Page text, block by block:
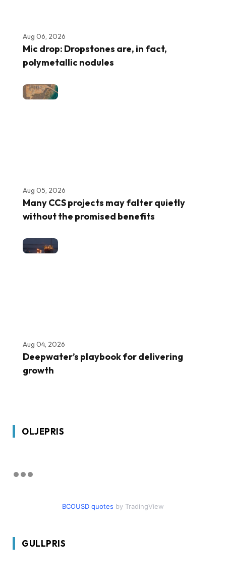
Aug 06, 2026
Mic drop: Dropstones are, in fact,
polymetallic nodules
Aug 05, 2026
Many CCS projects may falter quietly
without the promised benefits
Aug 04, 2026
Deepwater’s playbook for delivering
growth
OLJEPRIS
BCOUSD quotes by TradingView
GULLPRIS